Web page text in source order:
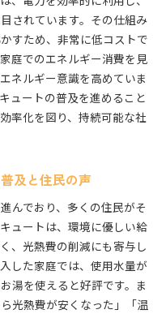
エコキュートトレンド
ネルギーの組み合わせ
連のイベント情報
岡県の省エネ効果
技術の導入事例
及の未来予想
活用成功事例
た福岡県の具体的な成
用がもたらす経済効果
の住民が得た新たな生
されています。その仕組み
すため、非常に低コストで
庭でのエネルギー消費を見
ネルギー意識を高めていま
ュートの普及を進めること
率化を図り、持続可能な社
及と住民の声
んでおり、多くの住民がそ
ュートは、環境に優しい給
、光熱費の削減にも寄与し
した家庭では、使用水量が
湯を使えると好評です。ま
光熱費が安くなった」「温